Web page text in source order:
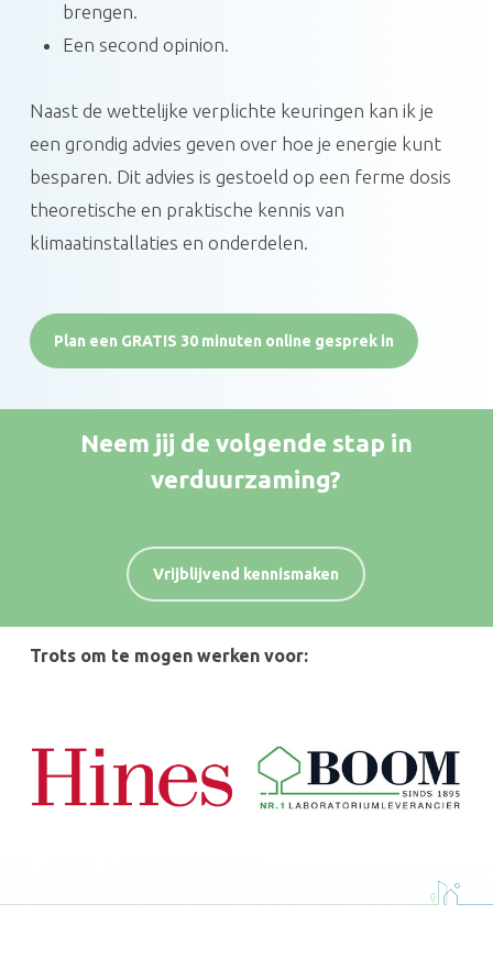
brengen.
Een second opinion.
Naast de wettelijke verplichte keuringen kan ik je
een grondig advies geven over hoe je energie kunt
besparen. Dit advies is gestoeld op een ferme dosis
theoretische en praktische kennis van
klimaatinstallaties en onderdelen.
Plan een GRATIS 30 minuten online gesprek in
Neem jij de volgende stap in
verduurzaming?
Vrijblijvend kennismaken
Trots om te mogen werken voor: